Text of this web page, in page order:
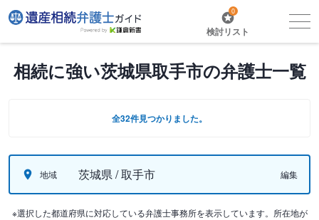
0
検討リスト
相続に強い茨城県取手市の弁護士一覧
全32件見つかりました。
地域 茨城県 / 取手市 編集
※選択した都道府県に対応している弁護士事務所を表示しています。所在地が